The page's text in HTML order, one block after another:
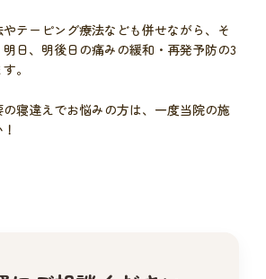
テーピング療法なども併せながら、そ
日、明後日の痛みの緩和・再発予防の3
。
寝違えでお悩みの方は、一度当院の施